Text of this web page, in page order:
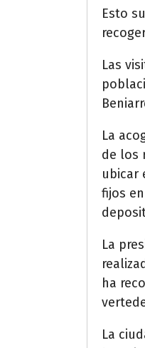
Esto
Las
La
de los
ubicar
fijos
La
ha
La